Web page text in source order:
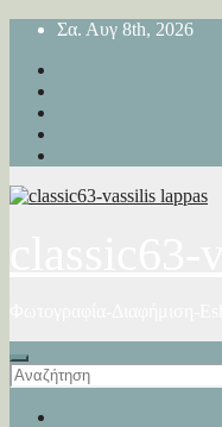
Μετάβαση
περιεχόμενο
Σα. Αυγ 8th, 2026